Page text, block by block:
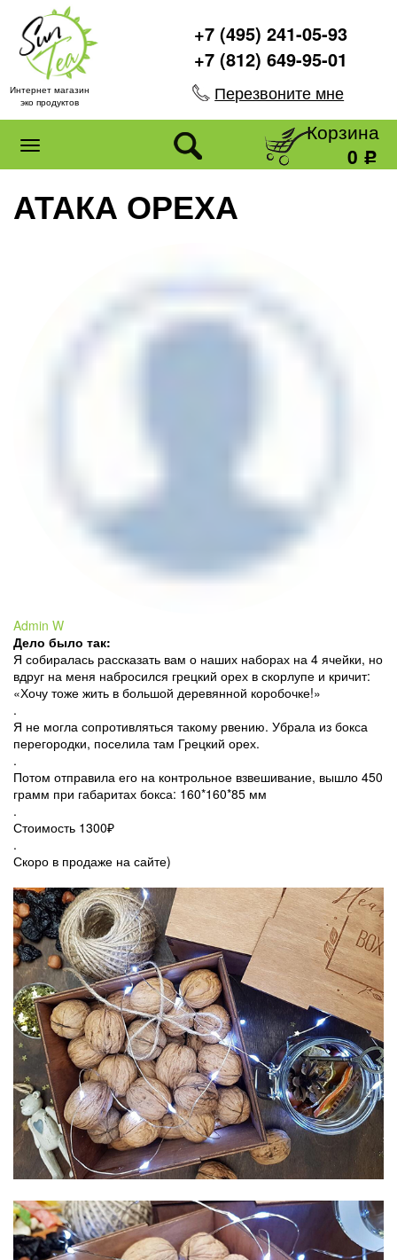
Интернет магазин
эко продуктов
+7 (495) 241-05-93
+7 (812) 649-95-01
Перезвоните мне
Корзина
0 Р
АТАКА ОРЕХА
Admin W
Дело было так:
Я собиралась рассказать вам о наших наборах на 4 ячейки, но
вдруг на меня набросился грецкий орех в скорлупе и кричит:
«Хочу тоже жить в большой деревянной коробочке!»
.
Я не могла сопротивляться такому рвению. Убрала из бокса
перегородки, поселила там Грецкий орех.
.
Потом отправила его на контрольное взвешивание, вышло 450
грамм при габаритах бокса: 160*160*85 мм
.
Стоимость 1300₽
.
Скоро в продаже на сайте)